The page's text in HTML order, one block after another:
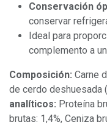
Conservación
conservar
Ideal para
complemento a
Composición: Carne
de cerdo deshuesada
analíticos: Proteína
brutas: 1,4%, Ceniza